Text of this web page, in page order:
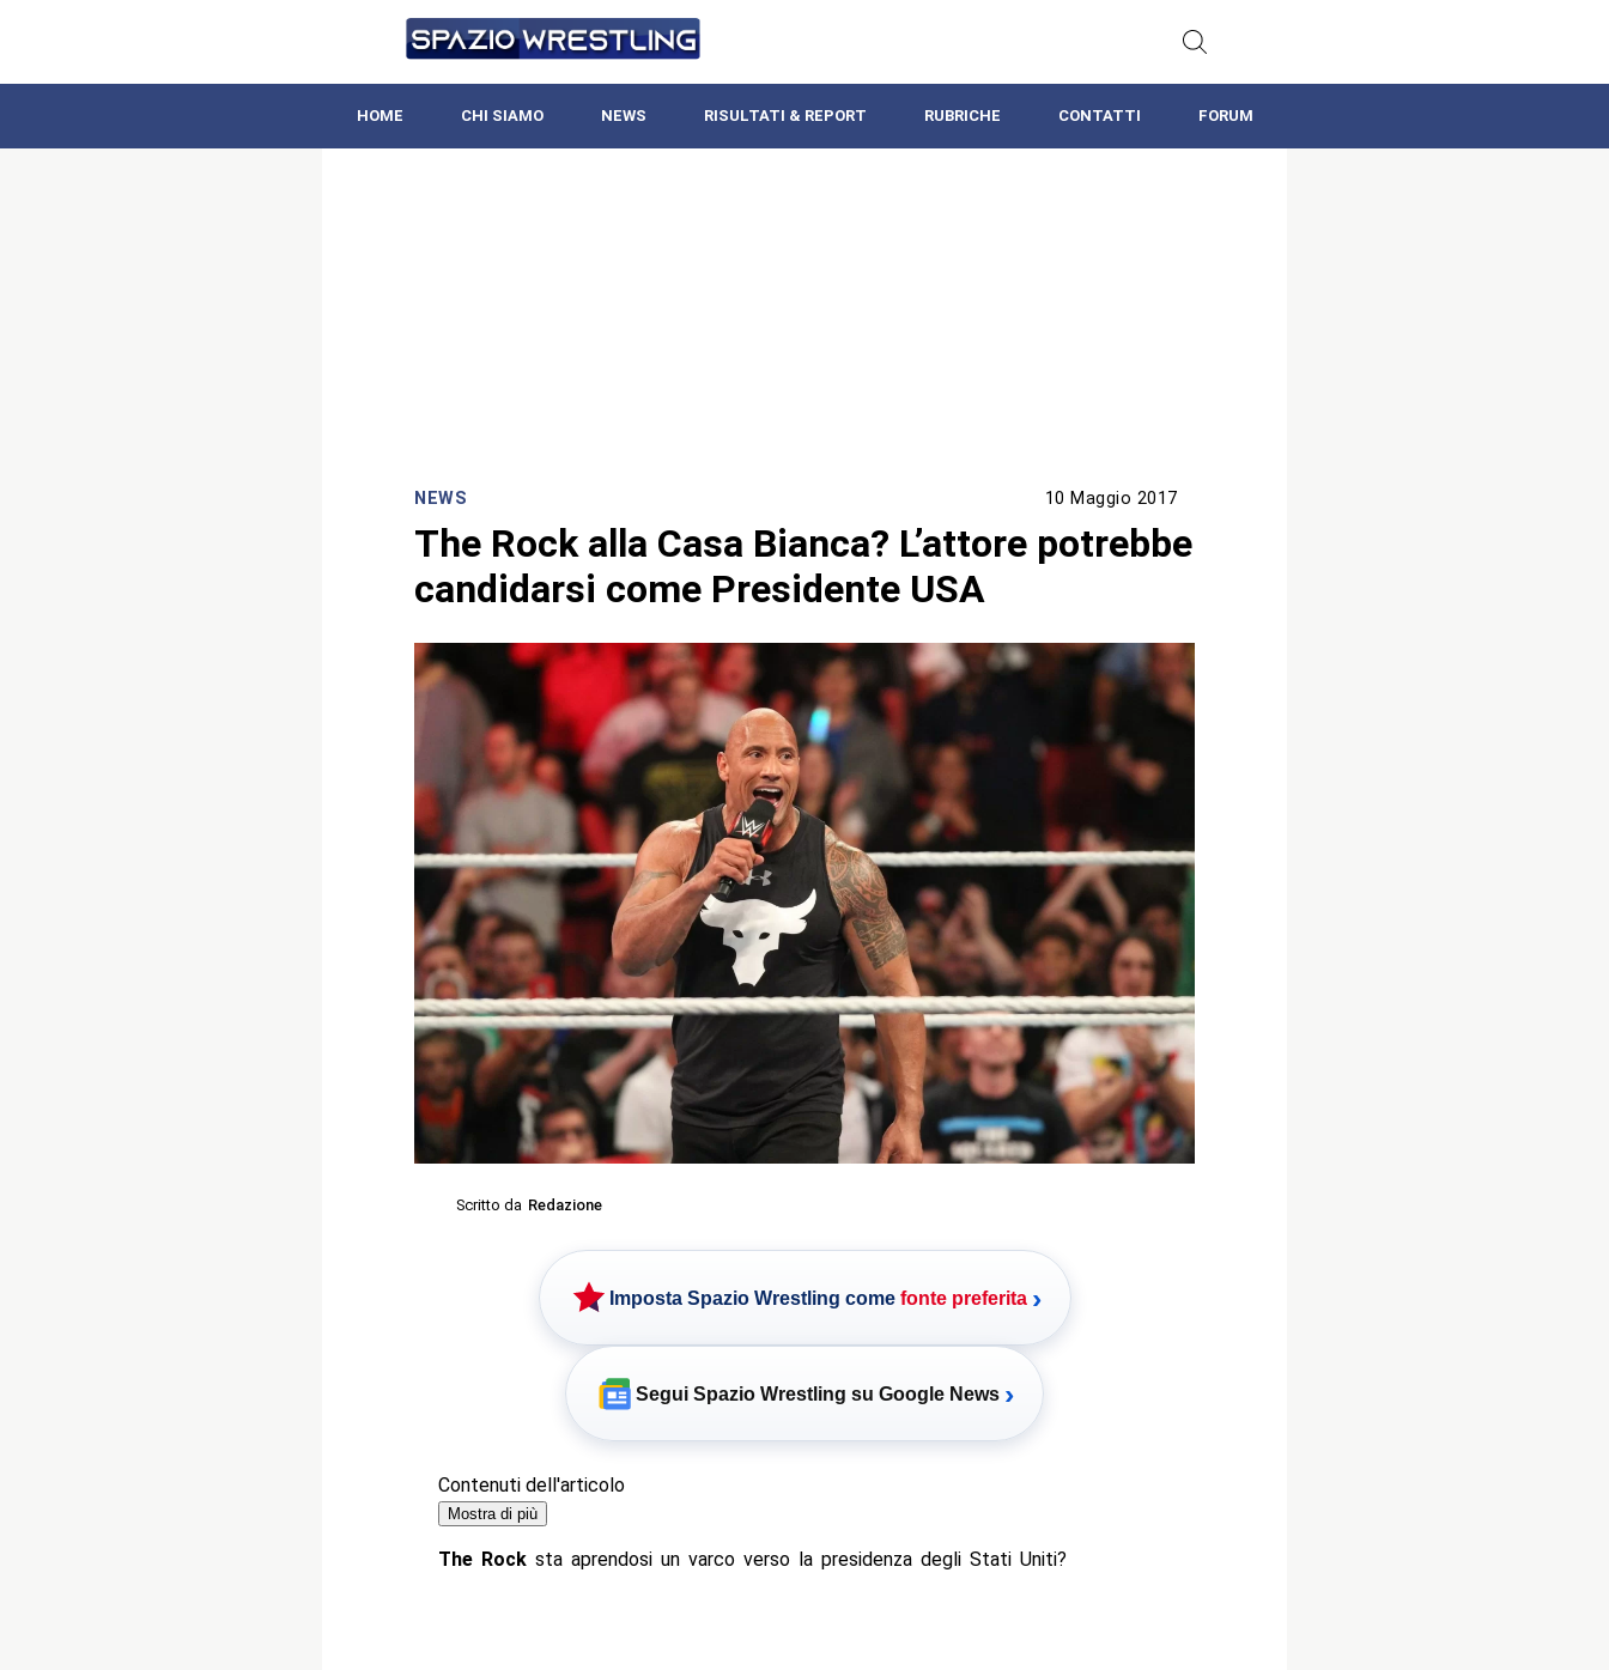
HOME CHI SIAMO NEWS RISULTATI & REPORT RUBRICHE CONTATTI FORUM
NEWS 10 Maggio 2017
The Rock alla Casa Bianca? L’attore potrebbe
candidarsi come Presidente USA
Scritto da Redazione
Imposta Spazio Wrestling come fonte preferita ›
Segui Spazio Wrestling su Google News ›
Contenuti dell'articolo
Mostra di più
The Rocksta aprendosi un varco verso la presidenza degli Stati Uniti?